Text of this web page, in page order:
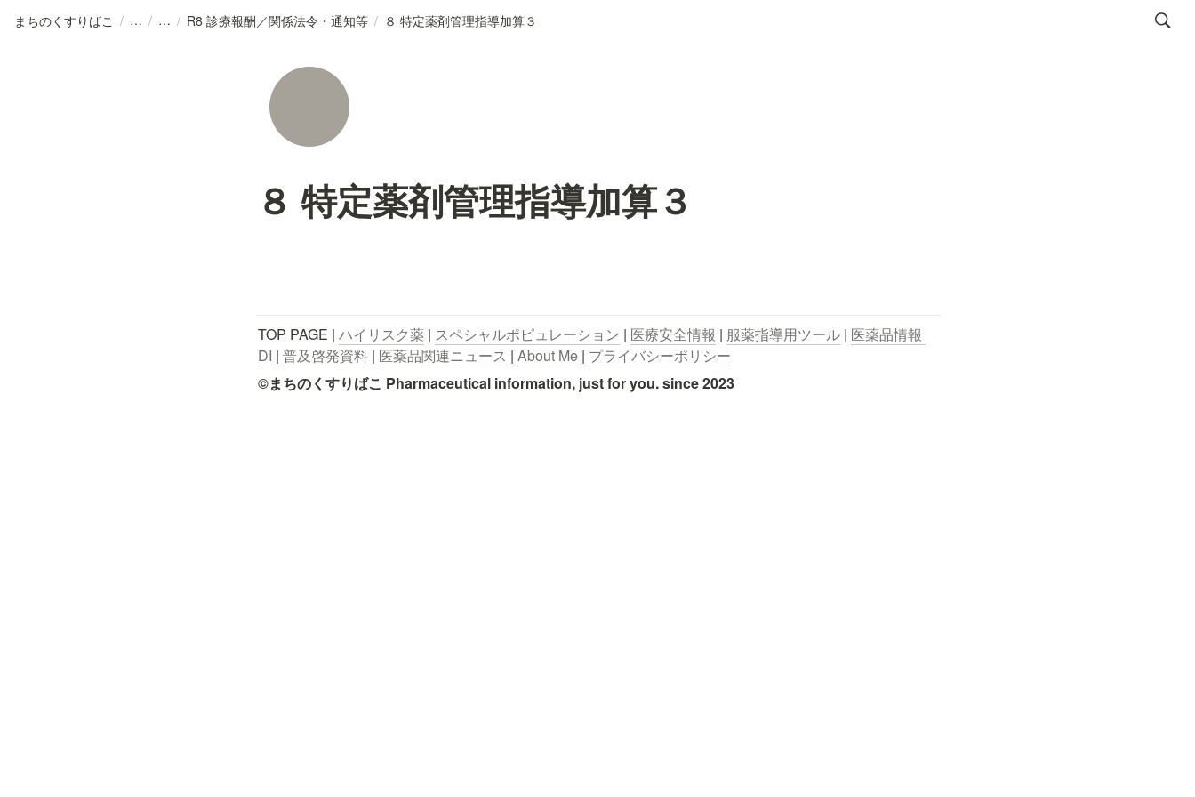
まちのくすりばこ / / / R8 診療報酬／関係法令・通知等 / ８ 特定薬剤管理指導加算３
８ 特定薬剤管理指導加算３
TOP PAGE | ハイリスク薬 | スペシャルポピュレーション | 医療安全情報 | 服薬指導用ツール | 医薬品情報
DI | 普及啓発資料 | 医薬品関連ニュース | About Me | プライバシーポリシー
©まちのくすりばこ Pharmaceutical information, just for you. since 2023